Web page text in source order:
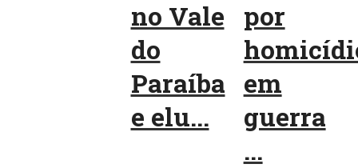
no Vale
do
Paraíba
e elu...
por
em
guerra
...